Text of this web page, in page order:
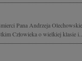
Pana Andrzeja
Człowieka o wielkiej klasie